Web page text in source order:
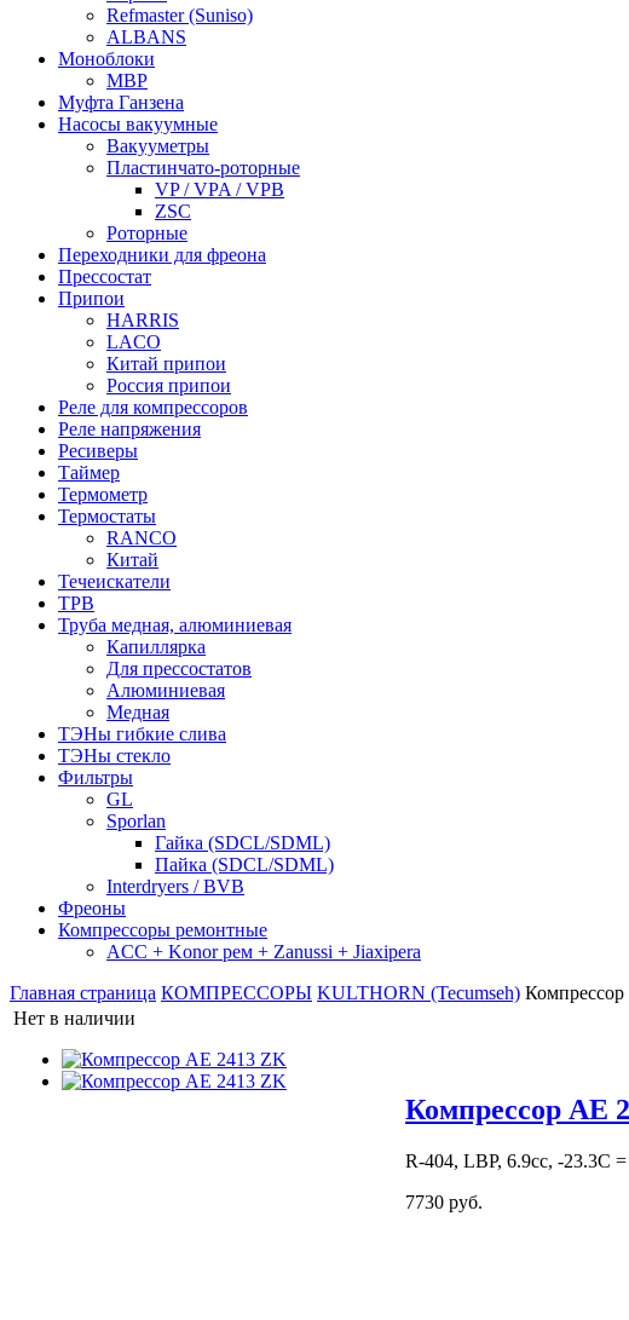
Refmaster (Suniso)
ALBANS
Моноблоки
MBP
Муфта Ганзена
Насосы вакуумные
Вакууметры
Пластинчато-роторные
VP / VPA / VPB
ZSC
Роторные
Переходники для фреона
Прессостат
Припои
HARRIS
LACO
Китай припои
Россия припои
Реле для компрессоров
Реле напряжения
Ресиверы
Таймер
Термометр
Термостаты
RANCO
Китай
Течеискатели
ТРВ
Труба медная, алюминиевая
Капиллярка
Для прессостатов
Алюминиевая
Медная
ТЭНы гибкие слива
ТЭНы стекло
Фильтры
GL
Sporlan
Гайка (SDCL/SDML)
Пайка (SDCL/SDML)
Interdryers / BVB
Фреоны
Компрессоры ремонтные
ACC + Konor рем + Zanussi + Jiaxipera
Главная страница КОМПРЕССОРЫ KULTHORN (Tecumseh)
Нет в наличии
Компрессор AE
R-404, LBP, 6.9сс, -23.3С
7730 руб.